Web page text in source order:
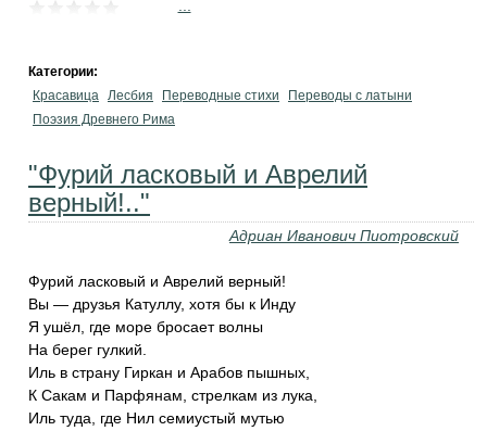
Категории:
Красавица Лесбия Переводные стихи
Переводы с латыни
Поэзия Древнего Рима
"Фурий ласковый и Аврелий
верный!.."
Адриан Иванович Пиотровский
Фурий ласковый и Аврелий верный!
Вы — друзья Катуллу, хотя бы к Инду
Я ушёл, где море бросает волны
На берег гулкий.
Иль в страну Гиркан и Арабов пышных,
К Сакам и Парфянам, стрелкам из лука,
Иль туда, где Нил семиустый мутью